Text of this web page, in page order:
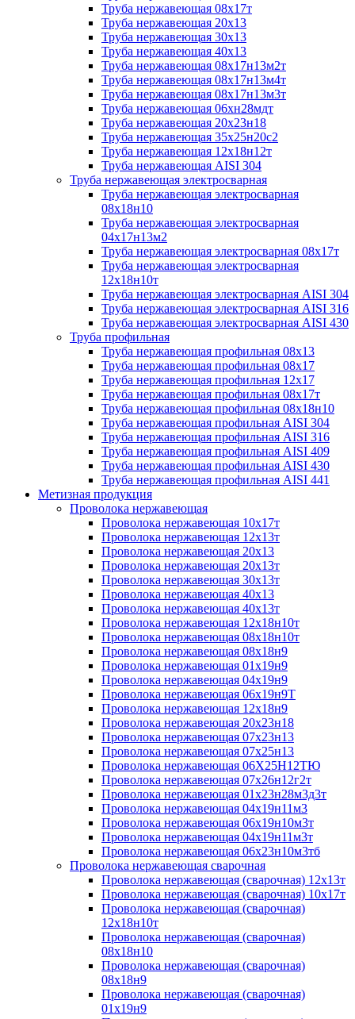
Труба нержавеющая 08х17т
Труба нержавеющая 20х13
Труба нержавеющая 30х13
Труба нержавеющая 40х13
Труба нержавеющая 08х17н13м2т
Труба нержавеющая 08х17н13м4т
Труба нержавеющая 08х17н13м3т
Труба нержавеющая 06хн28мдт
Труба нержавеющая 20х23н18
Труба нержавеющая 35х25н20с2
Труба нержавеющая 12х18н12т
Труба нержавеющая AISI 304
Труба нержавеющая электросварная
Труба нержавеющая электросварная
08х18н10
Труба нержавеющая электросварная
04х17н13м2
Труба нержавеющая электросварная 08х17т
Труба нержавеющая электросварная
12х18н10т
Труба нержавеющая электросварная AISI 304
Труба нержавеющая электросварная AISI 316
Труба нержавеющая электросварная AISI 430
Труба профильная
Труба нержавеющая профильная 08х13
Труба нержавеющая профильная 08х17
Труба нержавеющая профильная 12х17
Труба нержавеющая профильная 08х17т
Труба нержавеющая профильная 08х18н10
Труба нержавеющая профильная AISI 304
Труба нержавеющая профильная AISI 316
Труба нержавеющая профильная AISI 409
Труба нержавеющая профильная AISI 430
Труба нержавеющая профильная AISI 441
Метизная продукция
Проволока нержавеющая
Проволока нержавеющая 10х17т
Проволока нержавеющая 12х13т
Проволока нержавеющая 20х13
Проволока нержавеющая 20х13т
Проволока нержавеющая 30х13т
Проволока нержавеющая 40х13
Проволока нержавеющая 40х13т
Проволока нержавеющая 12х18н10т
Проволока нержавеющая 08х18н10т
Проволока нержавеющая 08х18н9
Проволока нержавеющая 01х19н9
Проволока нержавеющая 04х19н9
Проволока нержавеющая 06х19н9Т
Проволока нержавеющая 12х18н9
Проволока нержавеющая 20х23н18
Проволока нержавеющая 07х23н13
Проволока нержавеющая 07х25н13
Проволока нержавеющая 06Х25Н12ТЮ
Проволока нержавеющая 07х26н12г2т
Проволока нержавеющая 01х23н28м3д3т
Проволока нержавеющая 04х19н11м3
Проволока нержавеющая 06х19н10м3т
Проволока нержавеющая 04х19н11м3т
Проволока нержавеющая 06х23н10м3тб
Проволока нержавеющая сварочная
Проволока нержавеющая (сварочная) 12х13т
Проволока нержавеющая (сварочная) 10х17т
Проволока нержавеющая (сварочная)
12х18н10т
Проволока нержавеющая (сварочная)
08х18н10
Проволока нержавеющая (сварочная)
08х18н9
Проволока нержавеющая (сварочная)
01х19н9